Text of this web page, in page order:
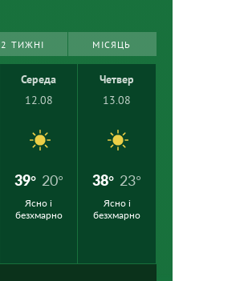
2 ТИЖНІ МІСЯЦЬ
Середа
12.08
39° 20°
Ясно і
безхмарно
Четвер
13.08
38° 23°
Ясно і
безхмарно